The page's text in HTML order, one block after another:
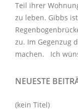
Teil ihrer
zu leben. Gibbs
zu. Im Gegenzug
machen. Ich
NEUESTE
(kein Titel)